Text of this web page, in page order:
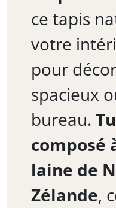
ce tapis
votre
pour
spacieux
bureau.
composé
laine de
Zélande,